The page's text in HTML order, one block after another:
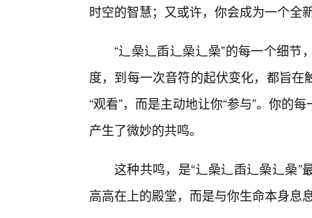
时空的智慧；又或许，你会成为一个全
“辶喿辶臿辶喿辶喿”的每一个细
度，到每一次音符的起伏变化，都旨
“观看”，而是主动地让你“参与”。你的
产生了微妙的共鸣。
这种共鸣，是“辶喿辶臿辶喿辶喿
高高在上的殿堂，而是与你生命本身息